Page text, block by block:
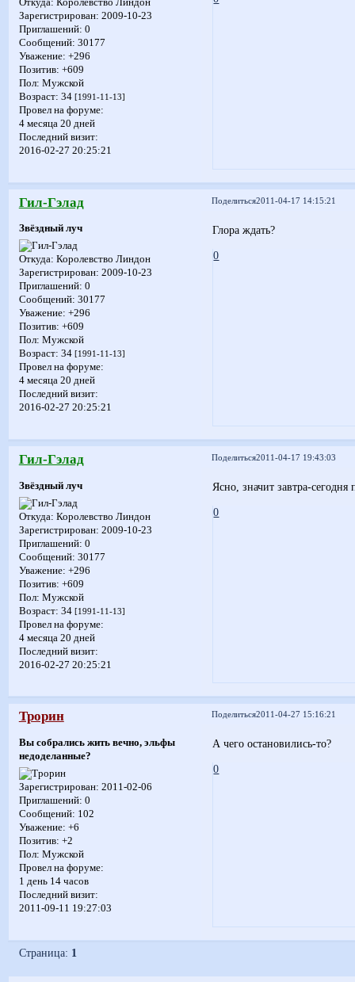
Откуда: Королевство Линдон
Зарегистрирован: 2009-10-23
Приглашений: 0
Сообщений: 30177
Уважение: +296
Позитив: +609
Пол: Мужской
Возраст: 34 [1991-11-13]
Провел на форуме:
4 месяца 20 дней
Последний визит:
2016-02-27 20:25:21
Поделиться2011-04-17 14:15:21
Гил-Гэлад
Звёздный луч
Откуда: Королевство Линдон
Зарегистрирован: 2009-10-23
Приглашений: 0
Сообщений: 30177
Уважение: +296
Позитив: +609
Пол: Мужской
Возраст: 34 [1991-11-13]
Провел на форуме:
4 месяца 20 дней
Последний визит:
2016-02-27 20:25:21
Глора ждать?
0
Поделиться2011-04-17 19:43:03
Гил-Гэлад
Звёздный луч
Откуда: Королевство Линдон
Зарегистрирован: 2009-10-23
Приглашений: 0
Сообщений: 30177
Уважение: +296
Позитив: +609
Пол: Мужской
Возраст: 34 [1991-11-13]
Провел на форуме:
4 месяца 20 дней
Последний визит:
2016-02-27 20:25:21
Ясно, значит завтра-сегодня
0
Поделиться2011-04-27 15:16:21
Трорин
Вы собрались жить вечно, эльфы
недоделанные?
Зарегистрирован: 2011-02-06
Приглашений: 0
Сообщений: 102
Уважение: +6
Позитив: +2
Пол: Мужской
Провел на форуме:
1 день 14 часов
Последний визит:
2011-09-11 19:27:03
А чего остановились-то?
0
Страница: 1